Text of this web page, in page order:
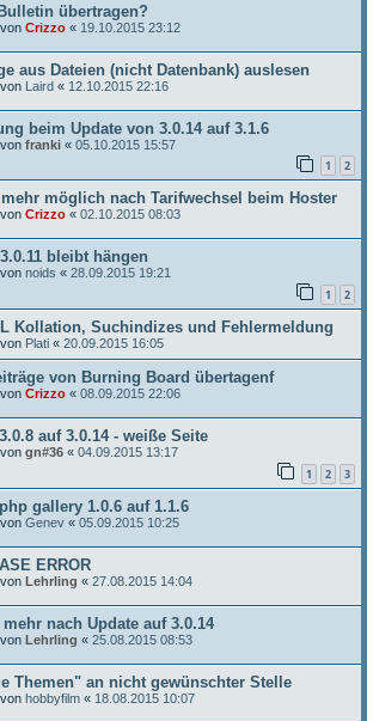
übertragen?
Crizzo « 19.10.2015 23:12
aus Dateien (nicht Datenbank) auslesen
Laird « 12.10.2015 22:16
beim Update von 3.0.14 auf 3.1.6
franki « 05.10.2015 15:57
1 2
möglich nach Tarifwechsel beim Hoster
Crizzo « 02.10.2015 08:03
bleibt hängen
noids « 28.09.2015 19:21
1 2
Kollation, Suchindizes und Fehlermeldung
Plati « 20.09.2015 16:05
von Burning Board übertagenf
Crizzo « 08.09.2015 22:06
auf 3.0.14 - weiße Seite
gn#36 « 04.09.2015 13:17
1 2 3
gallery 1.0.6 auf 1.1.6
Genev « 05.09.2015 10:25
ERROR
Lehrling « 27.08.2015 14:04
nach Update auf 3.0.14
Lehrling « 25.08.2015 08:53
Themen" an nicht gewünschter Stelle
hobbyfilm « 18.08.2015 10:07